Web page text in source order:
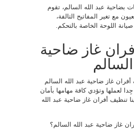
بضاحية عبد الله السالم، تقوم
مع تغير المفاتيح التالفة،
اللوحة الخاصة بالتحكم.
غاز ضاحية
غاز ضاحية عبد الله السالم
لعملها وتؤدي كافة مهامها بأمان
تنظيف أفران غاز ضاحية عبد الله
غاز ضاحية عبد الله السالم؟